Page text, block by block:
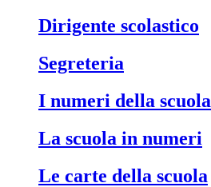
dirigente scolastico
segreteria
i numeri della scuola
la scuola in numeri
le carte della scuola